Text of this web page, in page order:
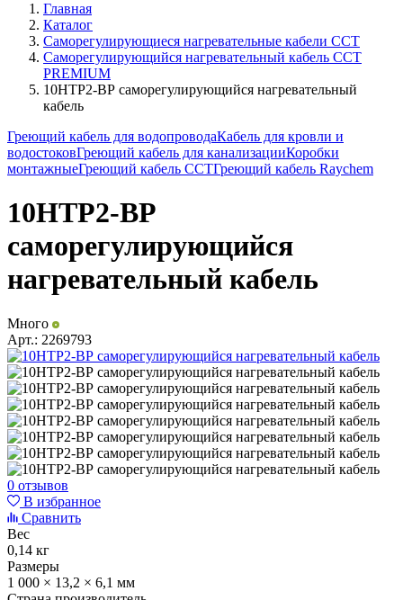
Главная
Каталог
Саморегулирующиеся нагревательные кабели ССТ
Саморегулирующийся нагревательный кабель ССТ
PREMIUM
10НТР2-ВР саморегулирующийся нагревательный
кабель
Греющий кабель для водопроводаКабель для кровли и
водостоковГреющий кабель для канализацииКоробки
монтажныеГреющий кабель ССТГреющий кабель Raychem
10НТР2-ВР
саморегулирующийся
нагревательный кабель
Много
Арт.: 2269793
0 отзывов
В избранное
Сравнить
Вес
0,14 кг
Размеры
1 000 × 13,2 × 6,1 мм